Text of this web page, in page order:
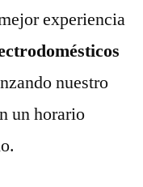
experiencia
nuestro
un horario